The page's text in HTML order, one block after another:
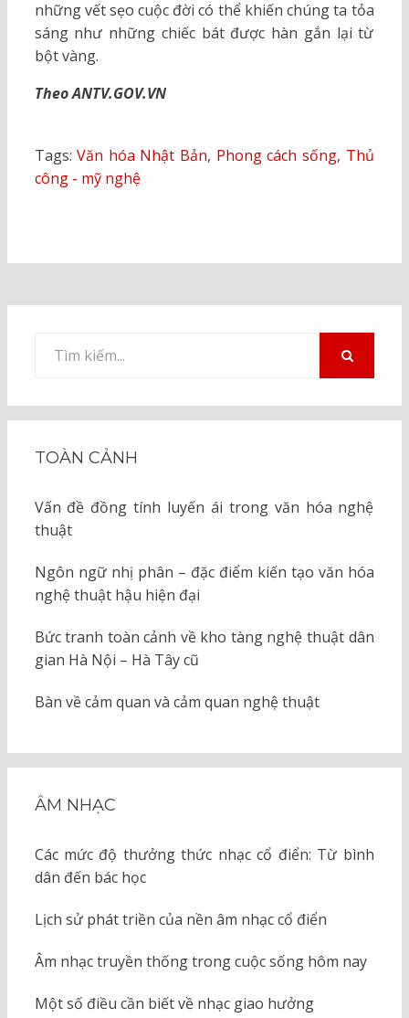
những vết sẹo cuộc đời có thể khiến chúng ta tỏa
sáng như những chiếc bát được hàn gắn lại từ
bột vàng.
Theo ANTV.GOV.VN
Tags:Văn hóa Nhật Bản, Phong cách sống, Thủ
công - mỹ nghệ
kiếm
TOÀN CẢNH
Vấn đề đồng tính luyến ái trong văn hóa nghệ
thuật
Ngôn ngữ nhị phân – đặc điểm kiến tạo văn hóa
nghệ thuật hậu hiện đại
Bức tranh toàn cảnh về kho tàng nghệ thuật dân
gian Hà Nội – Hà Tây cũ
Bàn về cảm quan và cảm quan nghệ thuật
ÂM NHẠC
Các mức độ thưởng thức nhạc cổ điển: Từ bình
dân đến bác học
Lịch sử phát triền của nền âm nhạc cổ điển
Âm nhạc truyền thống trong cuộc sống hôm nay
Một số điều cần biết về nhạc giao hưởng